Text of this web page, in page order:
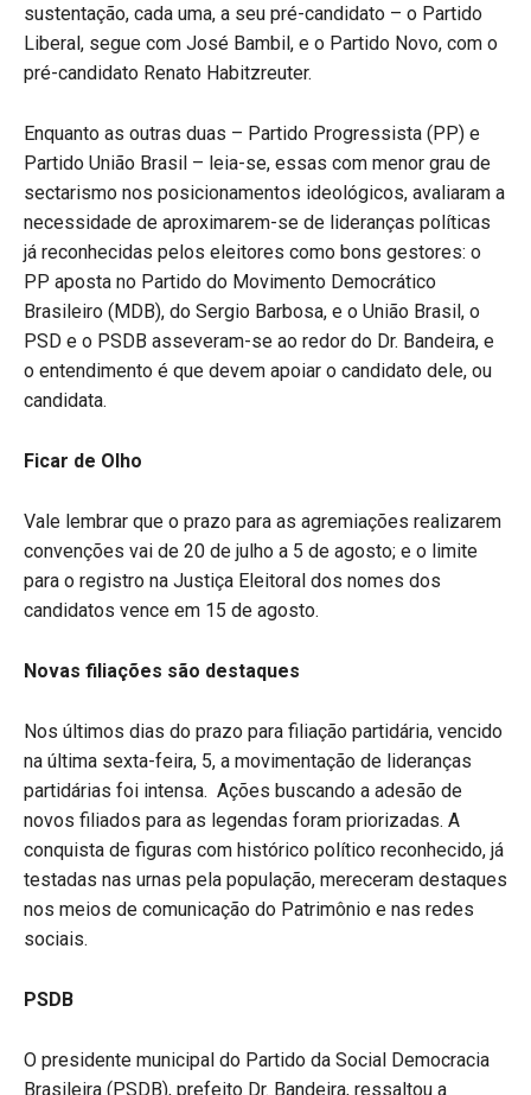
sustentação, cada uma, a seu pré-candidato – o Partido
Liberal, segue com José Bambil, e o Partido Novo, com o
pré-candidato Renato Habitzreuter.
Enquanto as outras duas – Partido Progressista (PP) e
Partido União Brasil – leia-se, essas com menor grau de
sectarismo nos posicionamentos ideológicos, avaliaram a
necessidade de aproximarem-se de lideranças políticas
já reconhecidas pelos eleitores como bons gestores: o
PP aposta no Partido do Movimento Democrático
Brasileiro (MDB), do Sergio Barbosa, e o União Brasil, o
PSD e o PSDB asseveram-se ao redor do Dr. Bandeira, e
o entendimento é que devem apoiar o candidato dele, ou
candidata.
Ficar de Olho
Vale lembrar que o prazo para as agremiações realizarem
convenções vai de 20 de julho a 5 de agosto; e o limite
para o registro na Justiça Eleitoral dos nomes dos
candidatos vence em 15 de agosto.
Novas filiações são destaques
Nos últimos dias do prazo para filiação partidária, vencido
na última sexta-feira, 5, a movimentação de lideranças
partidárias foi intensa. Ações buscando a adesão de
novos filiados para as legendas foram priorizadas. A
conquista de figuras com histórico político reconhecido, já
testadas nas urnas pela população, mereceram destaques
nos meios de comunicação do Patrimônio e nas redes
sociais.
PSDB
O presidente municipal do Partido da Social Democracia
Brasileira (PSDB), prefeito Dr. Bandeira, ressaltou a